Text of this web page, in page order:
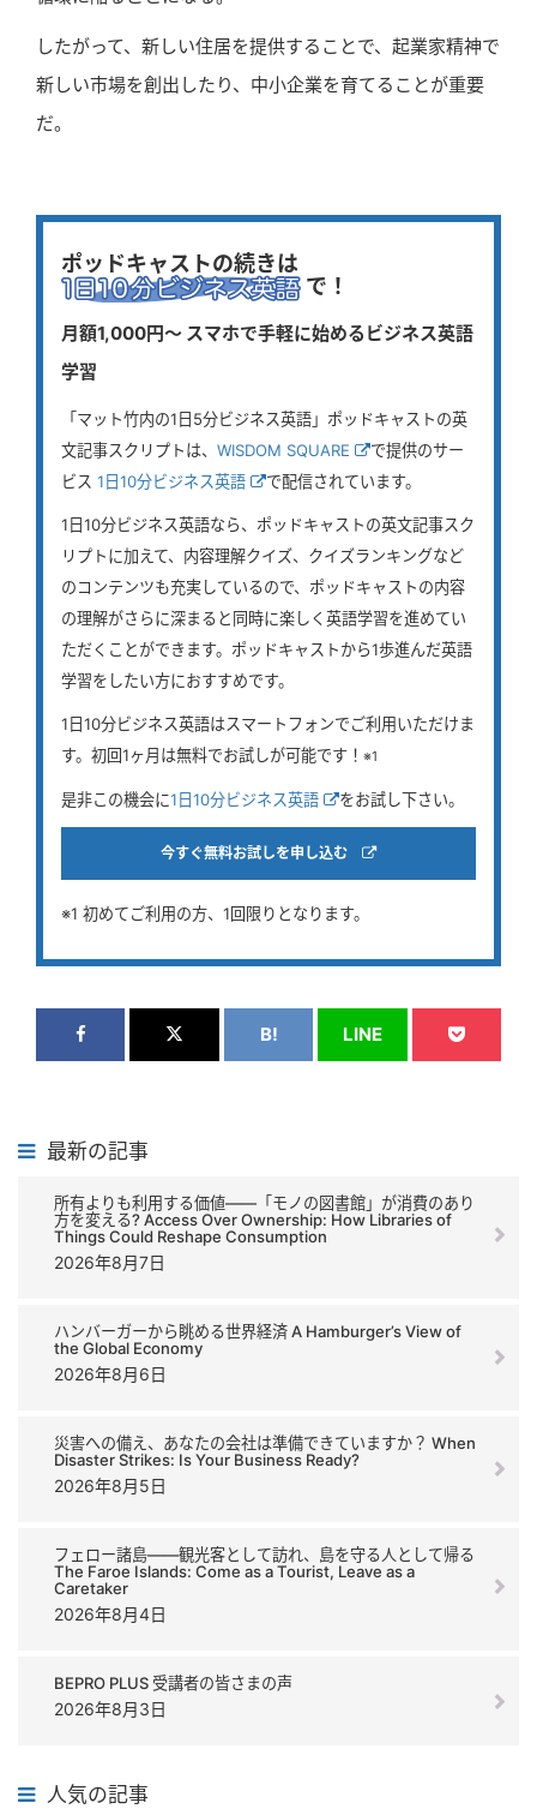
したがって、新しい住居を提供することで、起業家精神で
新しい市場を創出したり、中小企業を育てることが重要
だ。
ポッドキャストの続きは
で！
月額1,000円〜 スマホで手軽に始めるビジネス英語
学習
「マット竹内の1日5分ビジネス英語」ポッドキャストの英
文記事スクリプトは、 WISDOM SQUARE
で提供のサー
ビス 1日10分ビジネス英語 で配信されています。
1日10分ビジネス英語なら、ポッドキャストの英文記事スク
リプトに加えて、内容理解クイズ、クイズランキングなど
のコンテンツも充実しているので、ポッドキャストの内容
の理解がさらに深まると同時に楽しく英語学習を進めてい
ただくことができます。ポッドキャストから1歩進んだ英語
学習をしたい方におすすめです。
1日10分ビジネス英語はスマートフォンでご利用いただけま
す。初回1ヶ月は無料でお試しが可能です！ ※1
是非この機会に1日10分ビジネス英語 をお試し下さい。
今すぐ無料お試しを申し込む
※1 初めてご利用の方、1回限りとなります。
B! LINE
最新の記事
所有よりも利用する価値――「モノの図書館」が消費のあり
方を変える? Access Over Ownership: How Libraries of
Things Could Reshape Consumption
2026年8月7日
ハンバーガーから眺める世界経済 A Hamburger’s View of
the Global Economy
2026年8月6日
災害への備え、あなたの会社は準備できていますか？ When
Disaster Strikes: Is Your Business Ready?
2026年8月5日
フェロー諸島――観光客として訪れ、島を守る人として帰る
The Faroe Islands: Come as a Tourist, Leave as a
Caretaker
2026年8月4日
BEPRO PLUS 受講者の皆さまの声
2026年8月3日
人気の記事